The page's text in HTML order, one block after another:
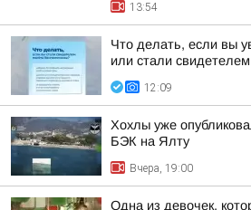
13:54
Что делать, если вы
или стали
12:09
Хохлы уже
БЭК на Ялту
Вчера, 19:00
Одна из девочек,